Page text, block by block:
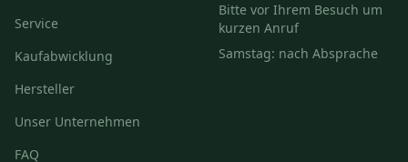
Service
Kaufabwicklung
Hersteller
Unser Unternehmen
FAQ
Bitte vor Ihrem Besuch um
kurzen Anruf
Samstag: nach Absprache